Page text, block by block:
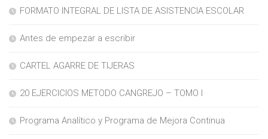
FORMATO INTEGRAL DE LISTA DE ASISTENCIA ESCOLAR
Antes de empezar a escribir
CARTEL AGARRE DE TIJERAS
20 EJERCICIOS METODO CANGREJO – TOMO I
Programa Analítico y Programa de Mejora Continua